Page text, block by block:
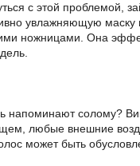
с этой проблемой,
увлажняющую
ножницами. Она
напоминают солому?
любые внешние
может быть